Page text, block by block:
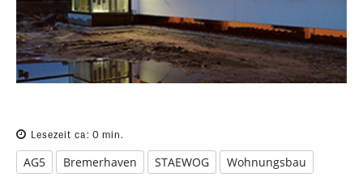
Lesezeit ca: 0 min.
AG5 Bremerhaven STAEWOG Wohnungsbau